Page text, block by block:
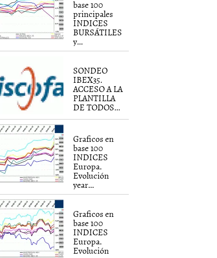
base 100
principales
INDICES
BURSÁTILES
y...
SONDEO
IBEX35.
ACCESO A LA
PLANTILLA
DE TODOS...
Graficos en
base 100
INDICES
Europa.
Evolución
year...
Graficos en
base 100
INDICES
Europa.
Evolución